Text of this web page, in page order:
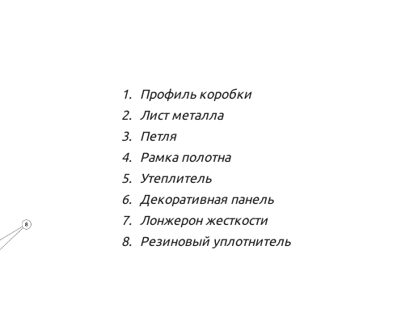
Профиль коробки
Лист металла
Петля
Рамка полотна
Утеплитель
Декоративная панель
Лонжерон жесткости
Резиновый уплотнитель